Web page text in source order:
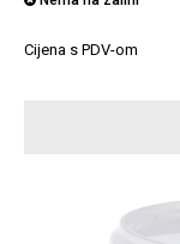
Cijena s PDV-om